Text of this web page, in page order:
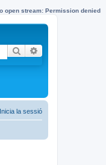
open stream: Permission denied
Cerca
Inicia la sessió